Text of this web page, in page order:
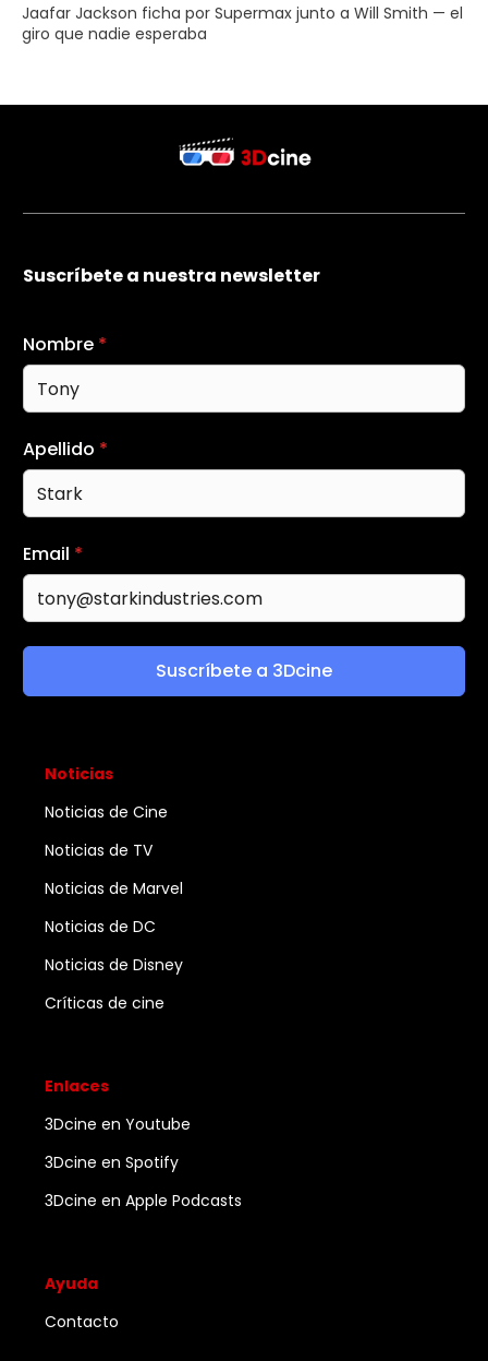
Jaafar Jackson ficha por Supermax junto a Will Smith — el
giro que nadie esperaba
Suscríbete a nuestra newsletter
Nombre *
Apellido *
Email *
Suscríbete a 3Dcine
Noticias
Noticias de Cine
Noticias de TV
Noticias de Marvel
Noticias de DC
Noticias de Disney
Críticas de cine
Enlaces
3Dcine en Youtube
3Dcine en Spotify
3Dcine en Apple Podcasts
Ayuda
Contacto